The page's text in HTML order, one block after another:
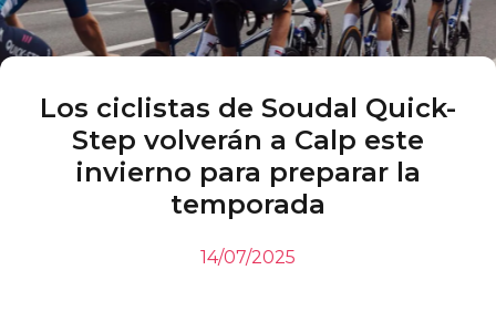
Los ciclistas de Soudal Quick-
Step volverán a Calp este
invierno para preparar la
temporada
14/07/2025